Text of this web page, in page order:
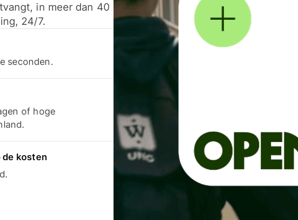
in meer dan 40
24/7.
seconden.
of hoge
de kosten